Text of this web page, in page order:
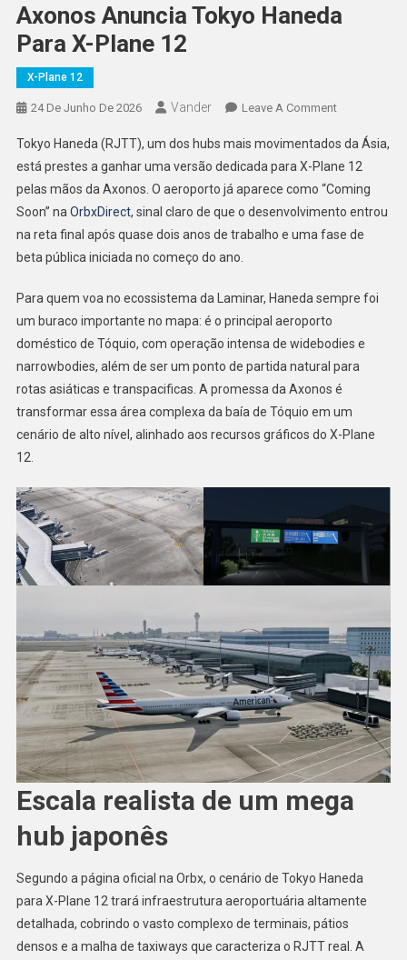
Axonos Anuncia Tokyo Haneda
Para X-Plane 12
X-Plane 12
24 De Junho De 2026 Vander Leave A CommentOn
Anuncia
Tokyo
Haneda
Para
X-
Tokyo Haneda (RJTT), um dos hubs mais movimentados da Ásia,
está prestes a ganhar uma versão dedicada para X-Plane 12
pelas mãos da Axonos. O aeroporto já aparece como “Coming
Soon” na OrbxDirect, sinal claro de que o desenvolvimento entrou
na reta final após quase dois anos de trabalho e uma fase de
beta pública iniciada no começo do ano.
Para quem voa no ecossistema da Laminar, Haneda sempre foi
um buraco importante no mapa: é o principal aeroporto
doméstico de Tóquio, com operação intensa de widebodies e
narrowbodies, além de ser um ponto de partida natural para
rotas asiáticas e transpacificas. A promessa da Axonos é
transformar essa área complexa da baía de Tóquio em um
cenário de alto nível, alinhado aos recursos gráficos do X-Plane
12.
Escala realista de um mega
hub japonês
Segundo a página oficial na Orbx, o cenário de Tokyo Haneda
para X-Plane 12 trará infraestrutura aeroportuária altamente
detalhada, cobrindo o vasto complexo de terminais, pátios
densos e a malha de taxiways que caracteriza o RJTT real. A